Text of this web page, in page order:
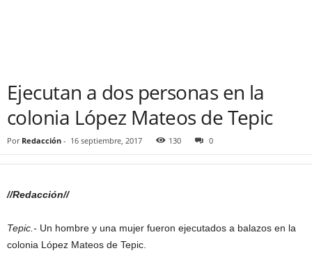
Ejecutan a dos personas en la
colonia López Mateos de Tepic
Por Redacción - 16 septiembre, 2017 130 0
//Redacción//
Tepic.- Un hombre y una mujer fueron ejecutados a balazos en la
colonia López Mateos de Tepic.